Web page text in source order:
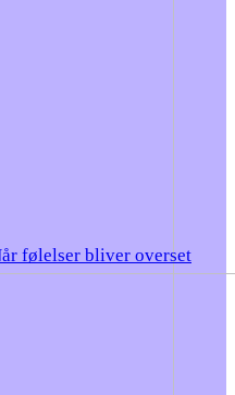
følelser bliver overset